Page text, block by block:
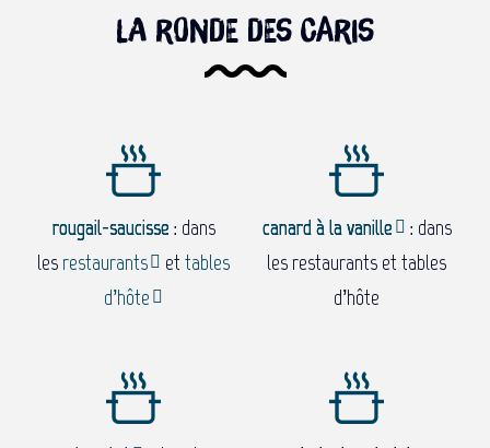
La ronde des caris
rougail-saucisse : dans
lesrestaurants et tables
d’hôte
canard à la vanille : dans
les restaurants et tables
d’hôte